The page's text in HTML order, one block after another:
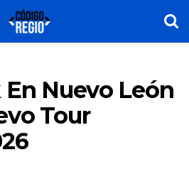
Nuevo León
Tour